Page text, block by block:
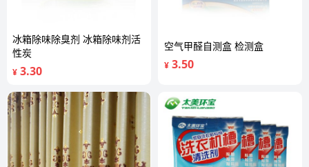
冰箱除味除臭剂 冰箱除味剂活
性炭
¥ 3.30
空气甲醛自测盒 检测盒
¥ 3.50